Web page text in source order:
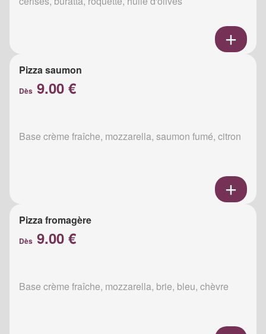
Pizza saumon
Dès 9.00 €
Base crème fraîche, mozzarella, saumon fumé, citron
Pizza fromagère
Dès 9.00 €
Base crème fraîche, mozzarella, brie, bleu, chèvre